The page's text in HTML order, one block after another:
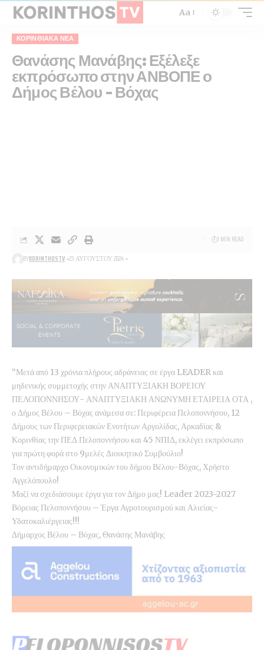
Aa
ΚΟΡΙΝΘΙΑΚΆ ΝΈΑ
Θανάσης Μανάβης: Εξέλεξε
εκπρόσωπο στην ΑΝΒΟΠΕ ο
Δήμος Βέλου – Βόχας
BYKORINTHOSTV 23 ΑΥΓΟΎΣΤΟΥ 2024
1 MIN READ
“Μετά από 13 χρόνια πλήρους αδράνειας σε έργα LEADER και
μηδενικής συμμετοχής στην ΑΝΑΠΤΥΞΙΑΚΗ ΒΟΡΕΙΟΥ
ΠΕΛΟΠΟΝΝΗΣΟΥ- ΑΝΑΠΤΥΞΙΑΚΗ ΑΝΩΝΥΜΗ ΕΤΑΙΡΕΙΑ ΟΤΑ ,
ο Δήμος Βέλου – Βόχας ανάμεσα σε: Περιφέρεια Πελοποννήσου, 12
Δήμους των Περιφερειακών Ενοτήτων Αργολίδας, Αρκαδίας &
Κορινθίας την ΠΕΔ Πελοποννήσου και 45 ΝΠΙΔ, εκλέγει εκπρόσωπο
για πρώτη φορά στο 9μελές Διοικητικό Συμβούλιο!
Τον αντιδήμαρχο Οικονομικών του δήμου Βέλου-Βόχας, Χρήστο
Αγγελόπουλο!
Μαζί να σχεδιάσουμε έργα για τον Δήμο μας! Leader 2023-2027
Βόρειας Πελοποννήσου – Έργα Αγροτουρισμού και Αλιείας-
Υδατοκαλιέργειας!!!
Δήμαρχος Βέλου – Βόχας, Θανάσης Μανάβης